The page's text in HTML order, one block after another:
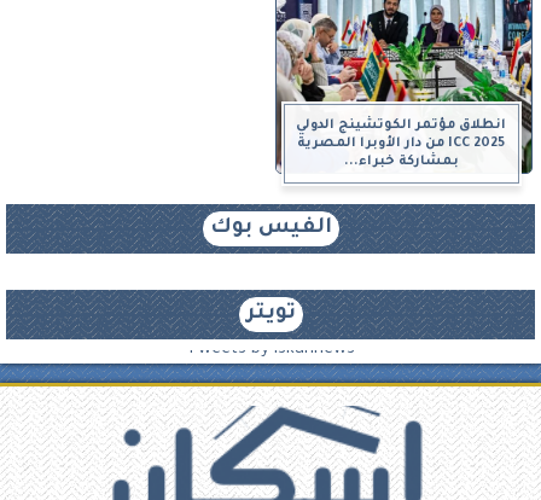
انطلاق مؤتمر الكوتشينج الدولي
ICC 2025 من دار الأوبرا المصرية
بمشاركة خبراء...
الفيس بوك
تويتر
Tweets by iskannews